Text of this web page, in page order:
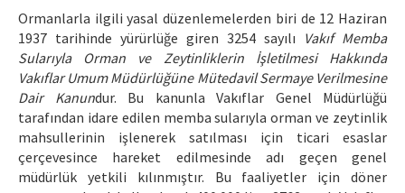
Ormanlarla ilgili yasal düzenlemelerden biri de 12 Haziran
1937 tarihinde yürürlüğe giren 3254 sayılı Vakıf Memba
Sularıyla Orman ve Zeytinliklerin İşletilmesi Hakkında
Vakıflar Umum Müdürlüğüne Mütedavil Sermaye Verilmesine
Dair Kanundur. Bu kanunla Vakıflar Genel Müdürlüğü
tarafından idare edilen memba sularıyla orman ve zeytinlik
mahsullerinin işlenerek satılması için ticari esaslar
çerçevesince hareket edilmesinde adı geçen genel
müdürlük yetkili kılınmıştır. Bu faaliyetler için döner